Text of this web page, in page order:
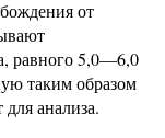
от
равного 5,0—6,0
таким образом
анализа.